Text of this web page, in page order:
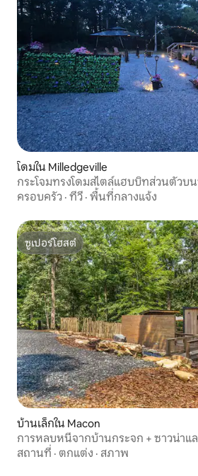
โดมใน Milledgeville
กระโจมทรงโดมสไตล์แฮบบิทส่วนตัวบ
ครอบครัว · ทีวี · พื้นที่กลางแจ้ง
ซูเปอร์โฮสต์
ซูเปอร์โฮสต์
บ้านเล็กใน Macon
การหลบหนีจากบ้านกระจก + ซาวน่าแ
สถานที่ · ตกแต่ง · สภาพ